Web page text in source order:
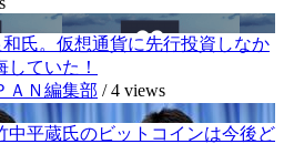
氏。仮想通貨に先行投資しなか
していた！
ＡＮ編集部 /4 views
中平蔵氏のビットコインは今後ど